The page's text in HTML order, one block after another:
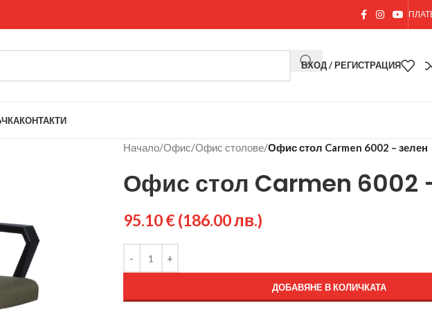
ВХОД / РЕГИСТРАЦИЯ
КОНТАКТИ
Начало/Офис/Офис столове/Офис стол Carmen 6002 – зелен
Офис стол Carmen 6002
95.10€(186.00 лв.)
ДОБАВЯНЕ В КОЛИЧКАТА